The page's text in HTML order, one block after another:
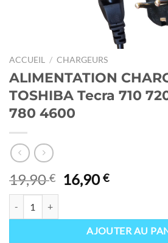
ACCUEIL / CHARGEURS
ALIMENTATION
TOSHIBA Tecra 710
780 4600
19,90€
Le
prix
était :
19,90 €.
16,90€Le
est :
16,90 €.
AJOUTER AU